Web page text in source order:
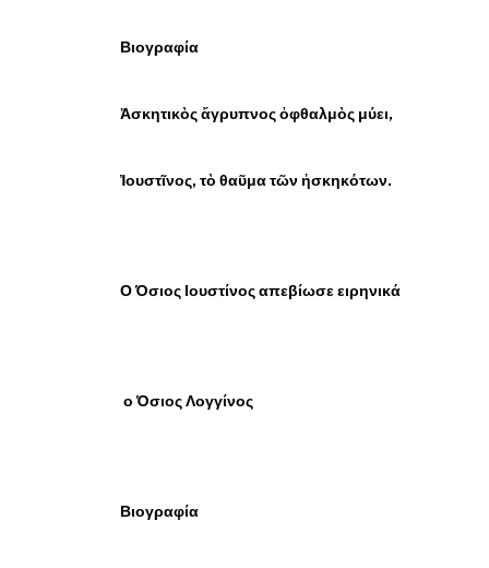
Βιογραφία
Ἀσκητικὸς ἄγρυπνος ὀφθαλμὸς μύει,
Ἰουστῖνος, τὸ θαῦμα τῶν ἠσκηκότων.
Ο Όσιος Ιουστίνος απεβίωσε ειρηνικά
ο Όσιος Λογγίνος
Βιογραφία